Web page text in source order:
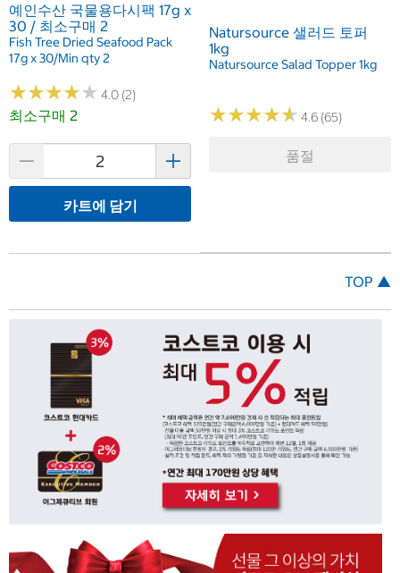
예인수산 국물용다시팩 17g x
30 / 최소구매 2
Fish Tree Dried Seafood Pack
17g x 30/Min qty 2
★★★★★
★★★★★ 4.0 (2)
최소구매 2
카트에 담기
Natursource 샐러드 토퍼
1kg
Natursource Salad Topper 1kg
★★★★★
★★★★★ 4.6 (65)
품절
TOP ▲